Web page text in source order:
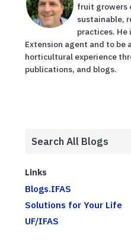
fruit growers
sustainable,
practices. He
Extension agent and to be
horticultural experience
publications, and blogs.
Links
Blogs.IFAS
Solutions for Your Life
UF/IFAS